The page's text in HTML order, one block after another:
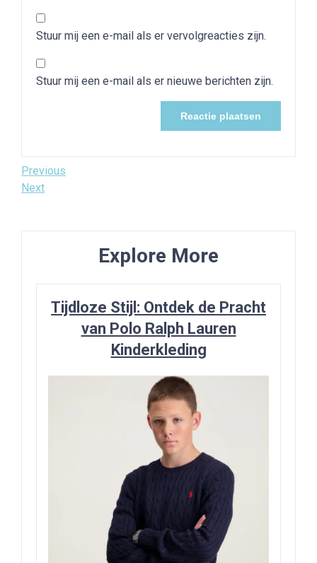
Stuur mij een e-mail als er vervolgreacties zijn.
Stuur mij een e-mail als er nieuwe berichten zijn.
Bericht
navigatie
Previous
Post
Previous
Next
Next
Explore More
Tijdloze Stijl: Ontdek de Pracht
van Polo Ralph Lauren
Kinderkleding